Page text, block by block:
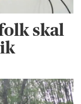
skal